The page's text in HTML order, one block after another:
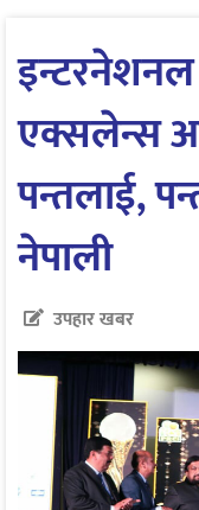
एक्सलेन्स
पन्तलाई,
नेपाली
उपहार खबर